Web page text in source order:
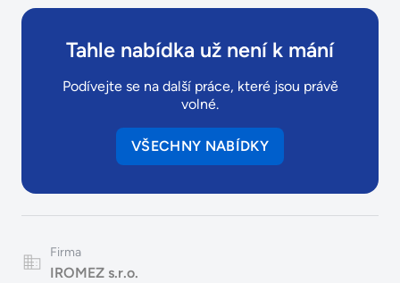
Tahle nabídka už není k mání
Podívejte se na další práce, které jsou právě
volné.
VŠECHNY NABÍDKY
Firma
IROMEZ s.r.o.